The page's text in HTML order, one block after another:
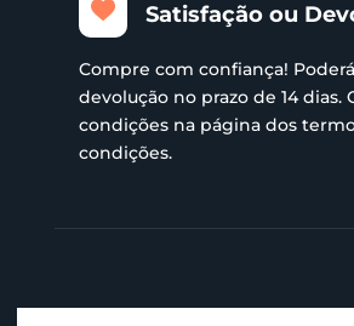
Satisfação ou
Compre com confiança!
devolução no prazo de 14 dias.
condições na página dos
condições.